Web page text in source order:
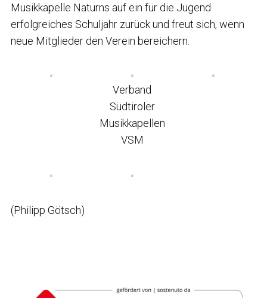
Musikkapelle Naturns auf ein für die Jugend
erfolgreiches Schuljahr zurück und freut sich, wenn
neue Mitglieder den Verein bereichern.
Verband
Südtiroler
Musikkapellen
VSM
(Philipp Götsch)